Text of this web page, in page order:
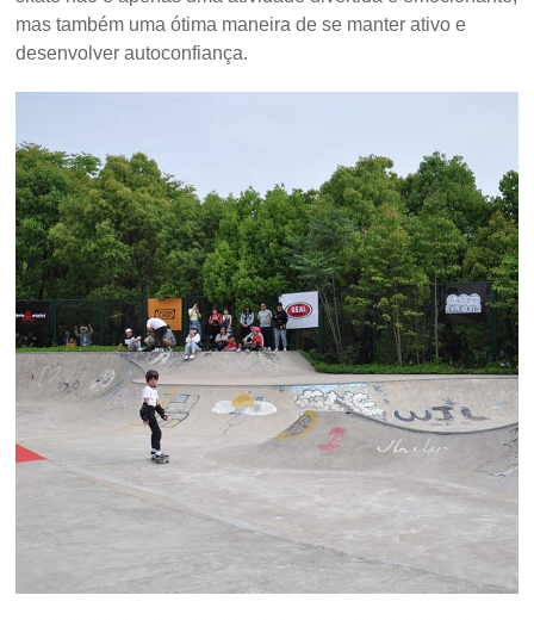
mas também uma ótima maneira de se manter ativo e
desenvolver autoconfiança.